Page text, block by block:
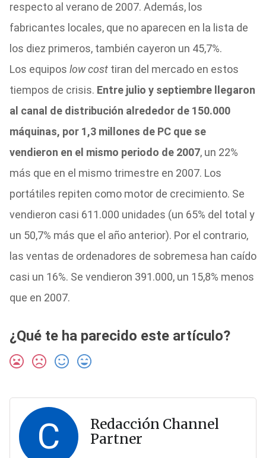
respecto al verano de 2007. Además, los
fabricantes locales, que no aparecen en la lista de
los diez primeros, también cayeron un 45,7%.
Los equipos low costtiran del mercado en estos
tiempos de crisis. Entre julio y septiembre llegaron
al canal de distribución alrededor de 150.000
máquinas, por 1,3 millones de PC que se
vendieron en el mismo periodo de 2007, un 22%
más que en el mismo trimestre en 2007. Los
portátiles repiten como motor de crecimiento. Se
vendieron casi 611.000 unidades (un 65% del total y
un 50,7% más que el año anterior). Por el contrario,
las ventas de ordenadores de sobremesa han caído
casi un 16%. Se vendieron 391.000, un 15,8% menos
que en 2007.
¿Qué te ha parecido este artículo?
C
Redacción Channel
Partner